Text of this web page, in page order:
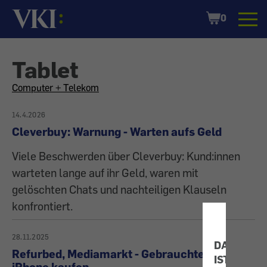
IST
Startseite
Shopping
Cart
0
Tablet
All
articles
on
the
topic
Computer + Telekom
14.4.2026
Cleverbuy: Warnung - Warten aufs Geld
Viele Beschwerden über Cleverbuy: Kund:innen
warteten lange auf ihr Geld, waren mit
gelöschten Chats und nachteiligen Klauseln
konfrontiert.
28.11.2025
Refurbed, Mediamarkt - Gebrauchtes